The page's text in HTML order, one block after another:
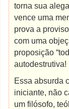
torna sua
vence uma
prova a
com uma
proposição
autodestrutiva!
Essa absurda
iniciante, não
um filósofo,